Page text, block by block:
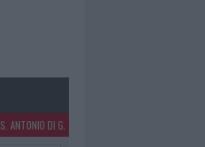
S. ANTONIO DI G.